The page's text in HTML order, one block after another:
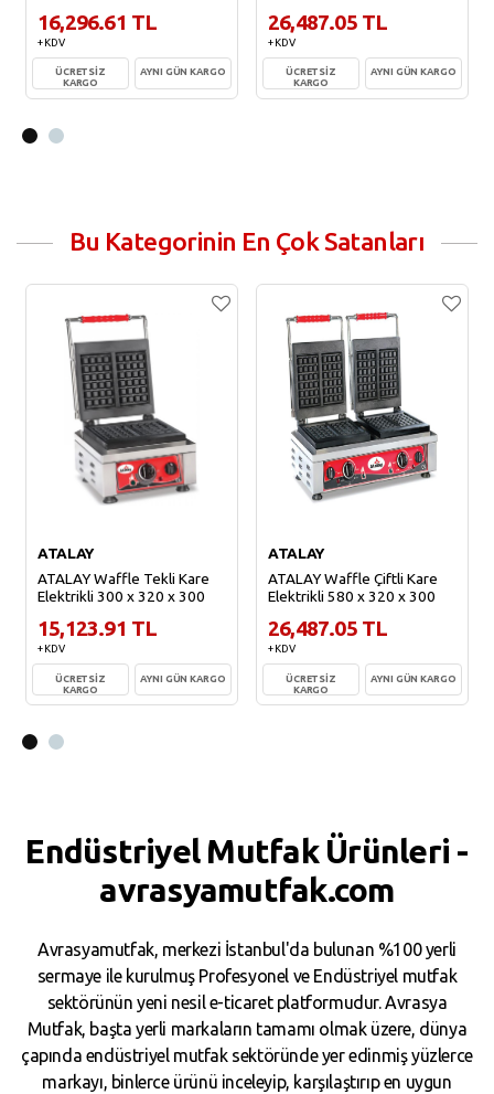
16,296.61 TL
+ KDV
ÜCRETSİZ
KARGO
AYNI GÜN KARGO
26,487.05 TL
+ KDV
ÜCRETSİZ
KARGO
AYNI GÜN KARGO
Bu Kategorinin En Çok Satanları
ATALAY
ATALAY Waffle Tekli Kare
Elektrikli 300 x 320 x 300
15,123.91 TL
+ KDV
ÜCRETSİZ
KARGO
AYNI GÜN KARGO
ATALAY
ATALAY Waffle Çiftli Kare
Elektrikli 580 x 320 x 300
26,487.05 TL
+ KDV
ÜCRETSİZ
KARGO
AYNI GÜN KARGO
Endüstriyel Mutfak Ürünleri -
avrasyamutfak.com
Avrasyamutfak, merkezi İstanbul'da bulunan %100 yerli
sermaye ile kurulmuş Profesyonel ve Endüstriyel mutfak
sektörünün yeni nesil e-ticaret platformudur. Avrasya
Mutfak, başta yerli markaların tamamı olmak üzere, dünya
çapında endüstriyel mutfak sektöründe yer edinmiş yüzlerce
markayı, binlerce ürünü inceleyip, karşılaştırıp en uygun